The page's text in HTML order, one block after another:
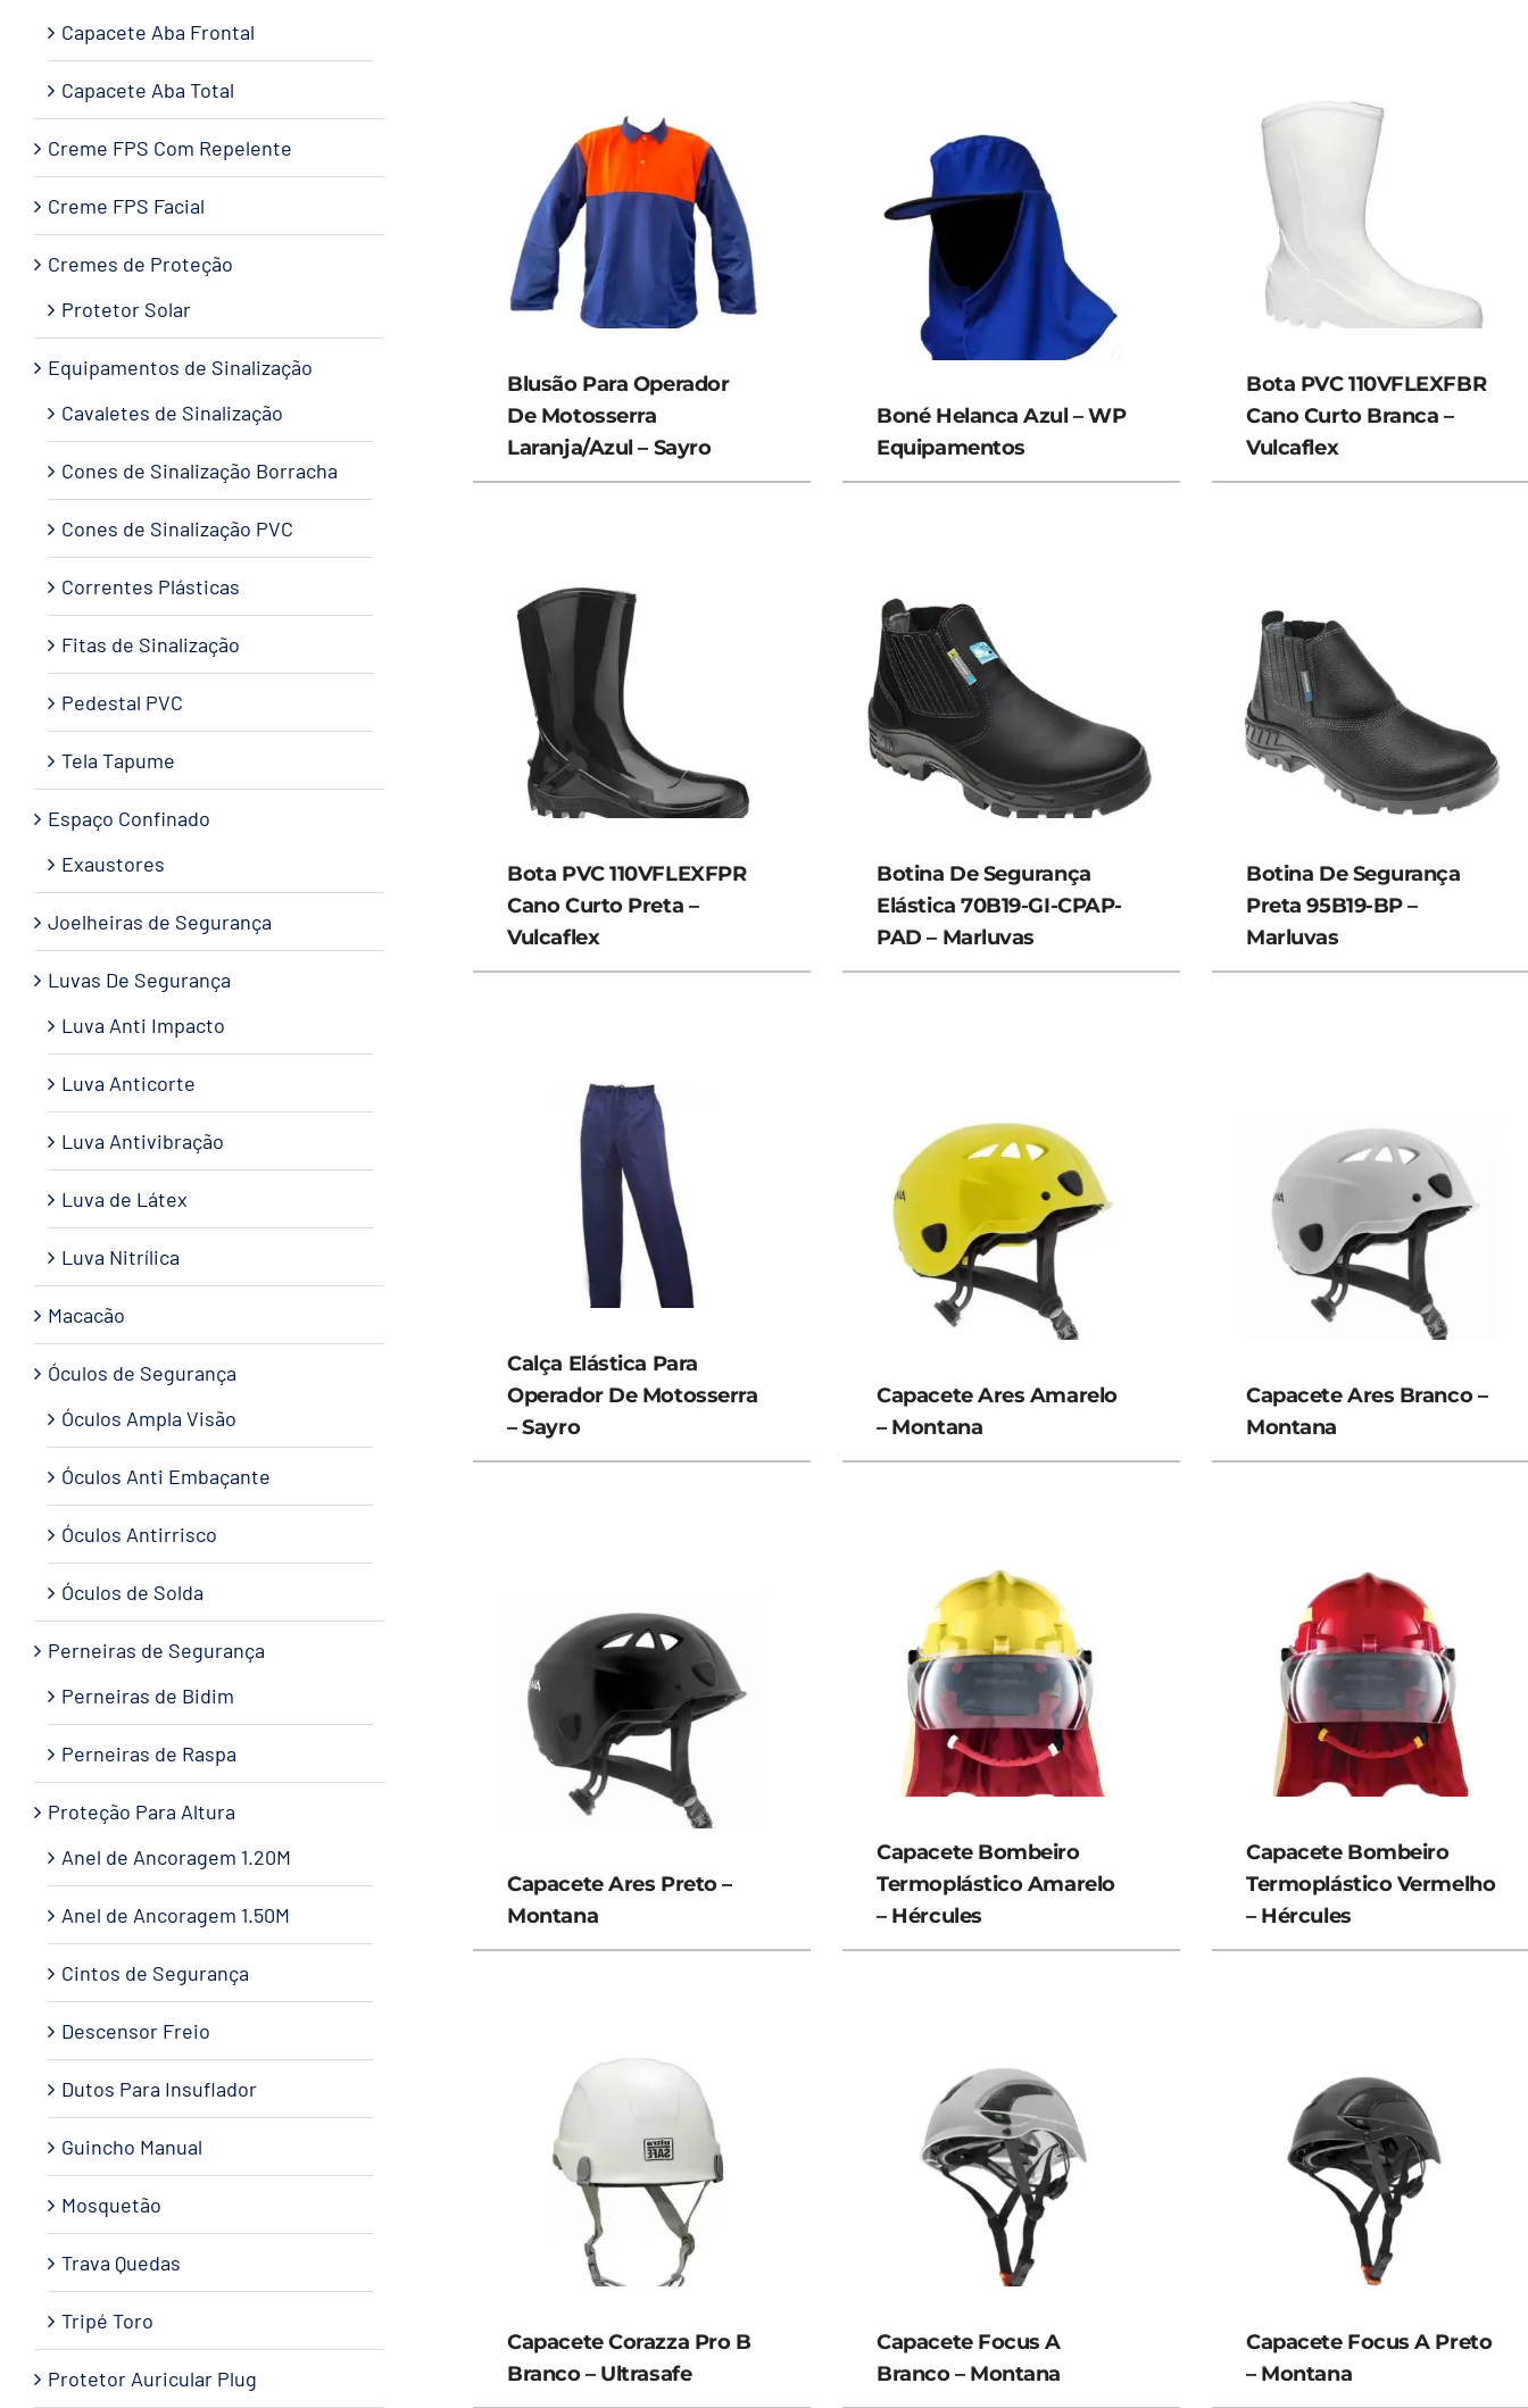
Blusão Para Operador
De Motosserra
Laranja/Azul – Sayro
Boné Helanca Azul – WP
Equipamentos
Bota PVC 110VFLEXFBR
Cano Curto Branca –
Vulcaflex
Bota PVC 110VFLEXFPR
Cano Curto Preta –
Vulcaflex
Botina De Segurança
Elástica 70B19-GI-CPAP-
PAD – Marluvas
Botina De Segurança
Preta 95B19-BP –
Marluvas
Calça Elástica Para
Operador De Motosserra
– Sayro
Capacete Ares Amarelo
– Montana
Capacete Ares Branco –
Montana
Capacete Ares Preto –
Montana
Capacete Bombeiro
Termoplástico Amarelo
– Hércules
Capacete Bombeiro
Termoplástico Vermelho
– Hércules
Capacete Corazza Pro B
Branco – Ultrasafe
Capacete Focus A
Branco – Montana
Capacete Focus A Preto
– Montana
Capacete Aba Frontal
Capacete Aba Total
Creme FPS Com Repelente
Creme FPS Facial
Cremes de Proteção
Protetor Solar
Equipamentos de Sinalização
Cavaletes de Sinalização
Cones de Sinalização Borracha
Cones de Sinalização PVC
Correntes Plásticas
Fitas de Sinalização
Pedestal PVC
Tela Tapume
Espaço Confinado
Exaustores
Joelheiras de Segurança
Luvas De Segurança
Luva Anti Impacto
Luva Anticorte
Luva Antivibração
Luva de Látex
Luva Nitrílica
Macacão
Óculos de Segurança
Óculos Ampla Visão
Óculos Anti Embaçante
Óculos Antirrisco
Óculos de Solda
Perneiras de Segurança
Perneiras de Bidim
Perneiras de Raspa
Proteção Para Altura
Anel de Ancoragem 1.20M
Anel de Ancoragem 1.50M
Cintos de Segurança
Descensor Freio
Dutos Para Insuflador
Guincho Manual
Mosquetão
Trava Quedas
Tripé Toro
Protetor Auricular Plug